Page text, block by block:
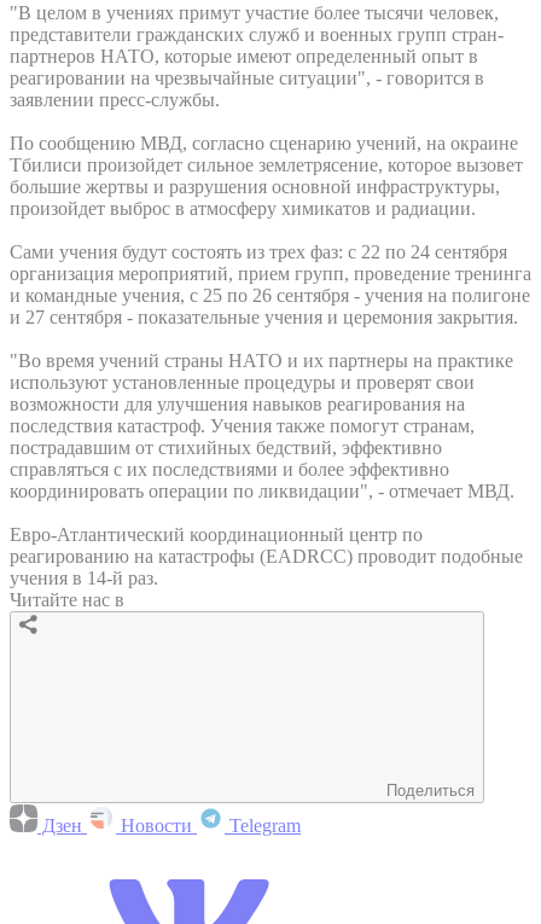
"В целом в учениях примут участие более тысячи человек,
представители гражданских служб и военных групп стран-
партнеров НАТО, которые имеют определенный опыт в
реагировании на чрезвычайные ситуации", - говорится в
заявлении пресс-службы.
По сообщению МВД, согласно сценарию учений, на окраине
Тбилиси произойдет сильное землетрясение, которое вызовет
большие жертвы и разрушения основной инфраструктуры,
произойдет выброс в атмосферу химикатов и радиации.
Сами учения будут состоять из трех фаз: с 22 по 24 сентября
организация мероприятий, прием групп, проведение тренинга
и командные учения, с 25 по 26 сентября - учения на полигоне
и 27 сентября - показательные учения и церемония закрытия.
"Во время учений страны НАТО и их партнеры на практике
используют установленные процедуры и проверят свои
возможности для улучшения навыков реагирования на
последствия катастроф. Учения также помогут странам,
пострадавшим от стихийных бедствий, эффективно
справляться с их последствиями и более эффективно
координировать операции по ликвидации", - отмечает МВД.
Евро-Атлантический координационный центр по
реагированию на катастрофы (EADRCC) проводит подобные
учения в 14-й раз.
Читайте нас в
Поделиться
Дзен Новости Telegram